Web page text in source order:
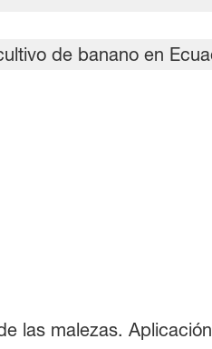
las malezas. Aplicación